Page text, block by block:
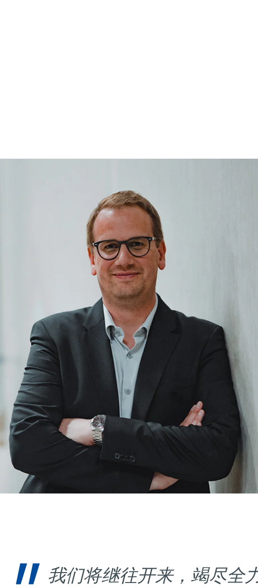
我们将继往开来，竭尽全